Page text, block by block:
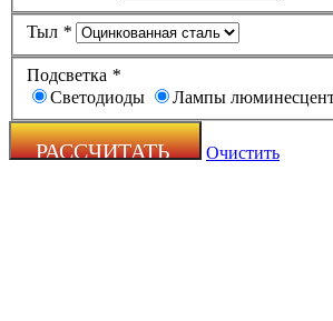
Тыл *
Подсветка *
Светодиоды
Лампы
Очистить